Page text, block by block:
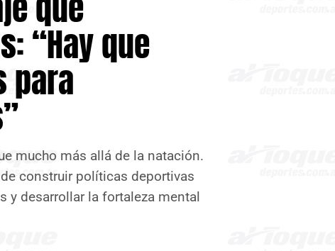
“Hay que
para
mucho más allá de la natación.
construir políticas deportivas
y desarrollar la fortaleza mental